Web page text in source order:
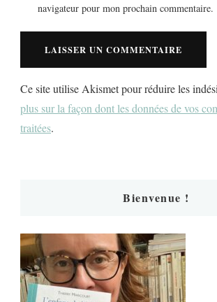
navigateur pour mon prochain commentaire.
Ce site utilise Akismet pour réduire les
plus sur la façon dont les données de vos
traitées.
Bienvenue !